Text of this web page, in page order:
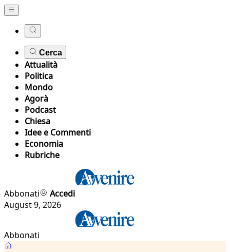
Cerca
Attualità
Politica
Mondo
Agorà
Podcast
Chiesa
Idee e Commenti
Economia
Rubriche
Abbonati
Accedi
August 9, 2026
Abbonati